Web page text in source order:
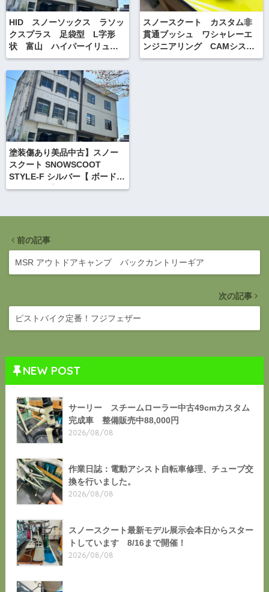
HID スノーソックス ラソッ
クスプラス 足袋型 L字形
状 富山 ハイパーイリュー
ジョンデザイン
スノースクート カスタム非
貫通ブッシュ ワシャレーエ
ンジニアリング CAMシステ
ム！
塗装傷あり美品中古】スノー
スクート SNOWSCOOT
STYLE-F シルバー【 ボード新
品チューン】
前の記事
MSR アウトドアキャンプ バックカントリーギア
次の記事
ピストバイク定番！フジフェザー
NEW POST
サーリー スチームローラー中古49cmカスタム
完成車 整備販売中88,000円
2026/08/08
作業日誌：電動アシスト自転車修理、チューブ交
換を行いました。
2026/08/08
スノースクート最新モデル展示会本日からスター
トしています 8/16まで開催！
2026/08/08